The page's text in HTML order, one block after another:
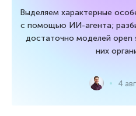
Выделяем характерные
с помощью ИИ-агента;
достаточно моделей open
них
4